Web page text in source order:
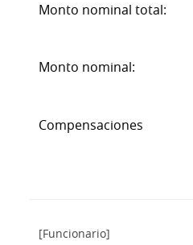
Monto nominal total:
Monto nominal:
Compensaciones
[Funcionario]